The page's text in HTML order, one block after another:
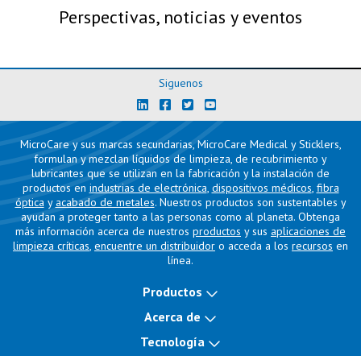
Perspectivas, noticias y eventos
Siguenos
MicroCare y sus marcas secundarias, MicroCare Medical y Sticklers,
formulan y mezclan líquidos de limpieza, de recubrimiento y
lubricantes que se utilizan en la fabricación y la instalación de
productos en industrias de electrónica, dispositivos médicos, fibra
óptica y acabado de metales. Nuestros productos son sustentables y
ayudan a proteger tanto a las personas como al planeta. Obtenga
más información acerca de nuestros productos y sus aplicaciones de
limpieza críticas, encuentre un distribuidor o acceda a los recursos en
línea.
Productos
Acerca de
Tecnología